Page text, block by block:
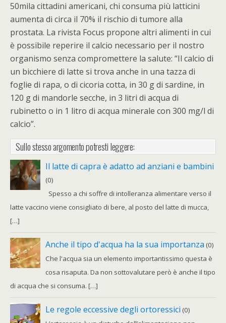
50mila cittadini americani, chi consuma più latticini
aumenta di circa il 70% il rischio di tumore alla
prostata. La rivista Focus propone altri alimenti in cui
è possibile reperire il calcio necessario per il nostro
organismo senza compromettere la salute: “Il calcio di
un bicchiere di latte si trova anche in una tazza di
foglie di rapa, o di cicoria cotta, in 30 g di sardine, in
120 g di mandorle secche, in 3 litri di acqua di
rubinetto o in 1 litro di acqua minerale con 300 mg/l di
calcio”.
Sullo stesso argomento potresti leggere:
Il latte di capra è adatto ad anziani e bambini
(0)
Spesso a chi soffre di intolleranza alimentare verso il
latte vaccino viene consigliato di bere, al posto del latte di mucca,
[…]
Anche il tipo d'acqua ha la sua importanza (0)
Che l'acqua sia un elemento importantissimo questa è
cosa risaputa. Da non sottovalutare però è anche il tipo
di acqua che si consuma. […]
Le regole eccessive degli ortoressici (0)